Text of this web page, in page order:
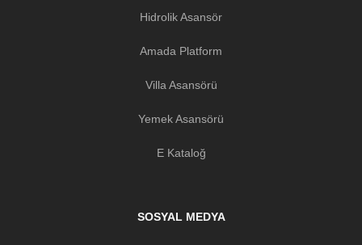
Hidrolik Asansör
Amada Platform
Villa Asansörü
Yemek Asansörü
E Kataloğ
SOSYAL MEDYA